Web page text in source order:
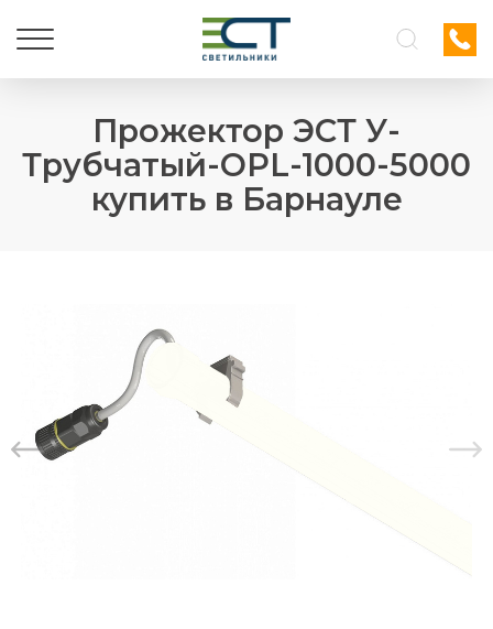
Прожектор ЭСТ У-
Трубчатый-OPL-1000-5000
купить в Барнауле